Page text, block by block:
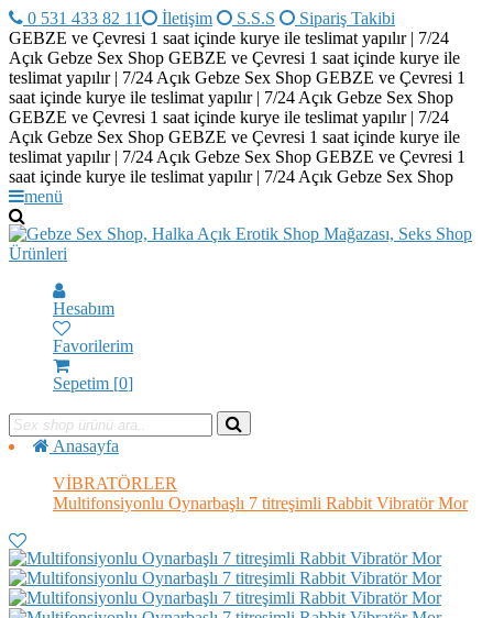
0 531 433 82 11 İletişim S.S.S
Sipariş Takibi
GEBZE ve Çevresi 1 saat içinde kurye ile teslimat yapılır | 7/24
Açık Gebze Sex Shop GEBZE ve Çevresi 1 saat içinde kurye ile
teslimat yapılır | 7/24 Açık Gebze Sex Shop GEBZE ve Çevresi 1
saat içinde kurye ile teslimat yapılır | 7/24 Açık Gebze Sex Shop
GEBZE ve Çevresi 1 saat içinde kurye ile teslimat yapılır | 7/24
Açık Gebze Sex Shop GEBZE ve Çevresi 1 saat içinde kurye ile
teslimat yapılır | 7/24 Açık Gebze Sex Shop GEBZE ve Çevresi 1
saat içinde kurye ile teslimat yapılır | 7/24 Açık Gebze Sex Shop
menü
Hesabım
Favorilerim
Sepetim [0]
Anasayfa
VİBRATÖRLER
Multifonsiyonlu Oynarbaşlı 7 titreşimli Rabbit Vibratör Mor